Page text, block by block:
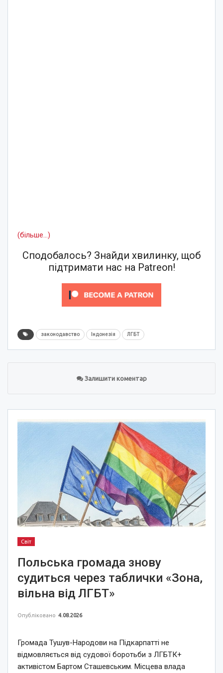
(більше…)
Сподобалось? Знайди хвилинку, щоб
підтримати нас на Patreon!
законодавство Індонезія ЛГБТ
Залишити коментар
Світ
Польська громада знову
судиться через таблички «Зона,
вільна від ЛГБТ»
Опубліковано 4.08.2026
Громада Тушув-Народови на Підкарпатті не
відмовляється від судової боротьби з ЛГБТК+
активістом Бартом Сташевським. Місцева влада